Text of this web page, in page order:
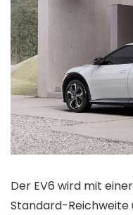
Der EV6 wird mit
Standard-